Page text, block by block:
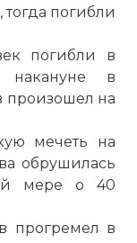
погибли
погибли в
накануне в
произошел на
мечеть на
обрушилась
мере о 40
прогремел в